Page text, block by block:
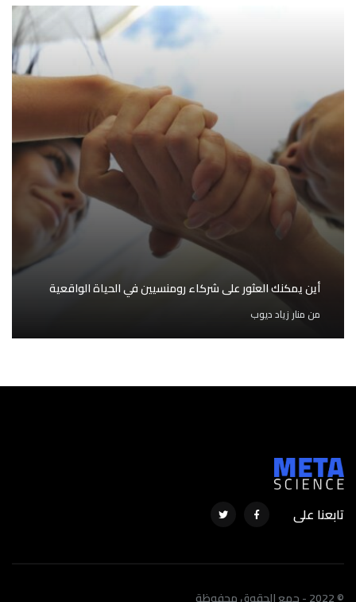
أين يمكنك العثور على شركاء رومنسيين في الحياة الواقعية
من منار زياد ديوب
تابعنا على
© 2022 - جمع الحقوق محفوظة